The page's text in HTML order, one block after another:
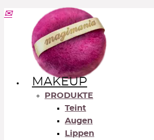
MAKEUP
PRODUKTE
Teint
Augen
Lippen